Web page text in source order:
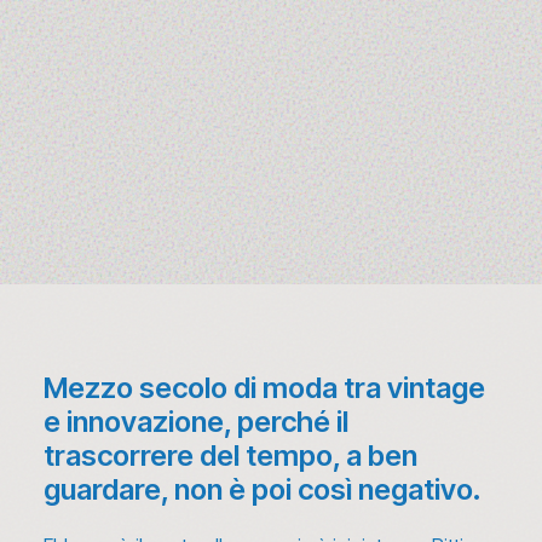
Mezzo secolo di moda tra vintage
e innovazione, perché il
trascorrere del tempo, a ben
guardare, non è poi così negativo.